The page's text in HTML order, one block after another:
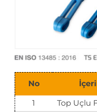
No
1 Top Uçlu